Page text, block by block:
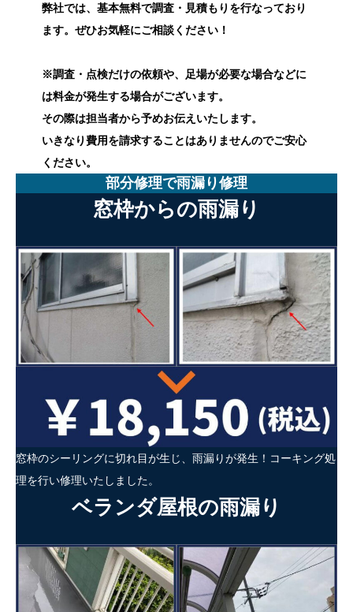
弊社では、基本無料で調査・見積もりを行なっており
ます。ぜひお気軽にご相談ください！
※調査・点検だけの依頼や、足場が必要な場合などに
は料金が発生する場合がございます。
その際は担当者から予めお伝えいたします。
いきなり費用を請求することはありませんのでご安心
ください。
部分修理で雨漏り修理
窓枠からの雨漏り
窓枠のシーリングに切れ目が生じ、雨漏りが発生！コーキング処
理を行い修理いたしました。
ベランダ屋根の雨漏り